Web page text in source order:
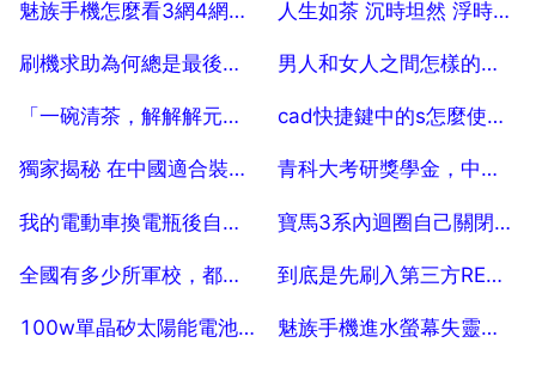
魅族手機怎麼看3網4網，魅族3手機怎麼切換網路
2025-07-29
人生如茶 沉時坦然 浮時淡然 是什麼意思
2025-07-29
刷機求助為何總是最後提示安裝包已損壞
2025-07-29
男人和女人之間怎樣的相處才是最好的
2025-07-29
「一碗清茶，解解解元之渴」中的3個解各是什麼意思？
2025-07-29
cad快捷鍵中的s怎麼使用,求詳細講解
2025-07-29
獨家揭秘 在中國適合裝修成北歐風格嗎
2025-07-29
青科大考研獎學金，中科大碩士研究生第二年還有獎學金嗎
2025-07-29
我的電動車換電瓶後自燃我該怎麼辦
2025-07-29
寶馬3系內迴圈自己關閉，寶馬3系空調怎麼關閉
2025-07-29
全國有多少所軍校，都是哪些，越詳細越好
2025-07-29
到底是先刷入第三方REC還是先root？
2025-07-29
100w單晶矽太陽能電池板價格是多少 魅族手機進水螢幕失靈脩修帶多少錢